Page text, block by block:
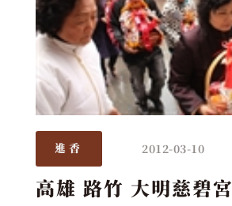
進香 2012-03-10
高雄 路竹 大明慈碧宮